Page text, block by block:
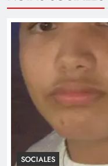
SOCIALES